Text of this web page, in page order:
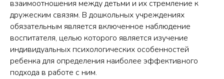
взаимоотношения между детьми и их стремление к
дружеским связям. В дошкольных учреждениях
обязательным является включенное наблюдение
воспитателя, целью которого является изучение
индивидуальных психологических особенностей
ребенка для определения наиболее эффективного
подхода в работе с ним.